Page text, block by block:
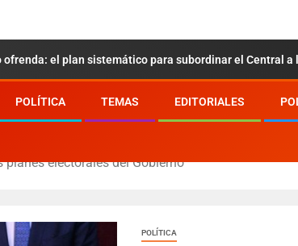
el plan sistemático para subordinar el Central a
POLÍTICA TEMAS EDITORIALES
electorales del Gobierno
POLÍTICA